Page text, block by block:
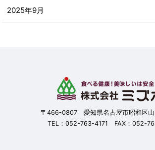
2025年9月
〒466-0807 愛知県名古屋市昭和区
TEL： 052-763-4171 FAX：052-